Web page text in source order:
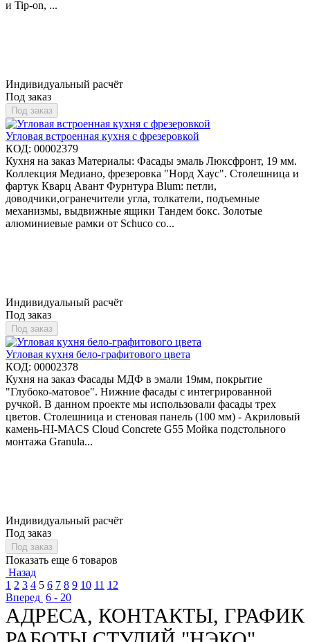
и Tip-on, ...
Индивидуальный расчёт
Под заказ
Под заказ
Угловая встроенная кухня с фрезеровкой
КОД: 00002379
Кухня на заказ Материалы: Фасады эмаль Люксфронт, 19 мм.
Коллекция Медиано, фрезеровка "Норд Хаус". Столешница и
фартук Кварц Авант Фурнтура Blum: петли,
доводчики,огранечители угла, толкатели, подъемные
механизмы, выдвижные ящики Тандем бокс. Золотые
алюминиевые рамки от Schuco со...
Индивидуальный расчёт
Под заказ
Под заказ
Угловая кухня бело-графитового цвета
КОД: 00002378
Кухня на заказ Фасады МДФ в эмали 19мм, покрытие
"Глубоко-матовое". Нижние фасады с интегрированной
ручкой. В данном проекте мы использовали фасады трех
цветов. Столешница и стеновая панель (100 мм) - Акриловый
камень-HI-MACS Cloud Concrete G55 Мойка подстольного
монтажа Granula...
Индивидуальный расчёт
Под заказ
Под заказ
Показать еще 6 товаров
Назад
1 2 3 4 5 6 7 8 9 10 11 12
Вперед 6 - 20
АДРЕСА, КОНТАКТЫ, ГРАФИК